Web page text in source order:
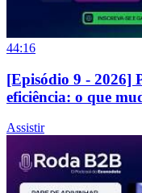
44:16
[Episódio 9 - 2026]
eficiência: o que
Assistir